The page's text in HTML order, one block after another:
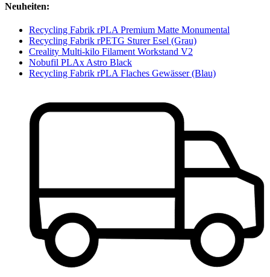
Neuheiten:
Recycling Fabrik rPLA Premium Matte Monumental
Recycling Fabrik rPETG Sturer Esel (Grau)
Creality Multi-kilo Filament Workstand V2
Nobufil PLAx Astro Black
Recycling Fabrik rPLA Flaches Gewässer (Blau)